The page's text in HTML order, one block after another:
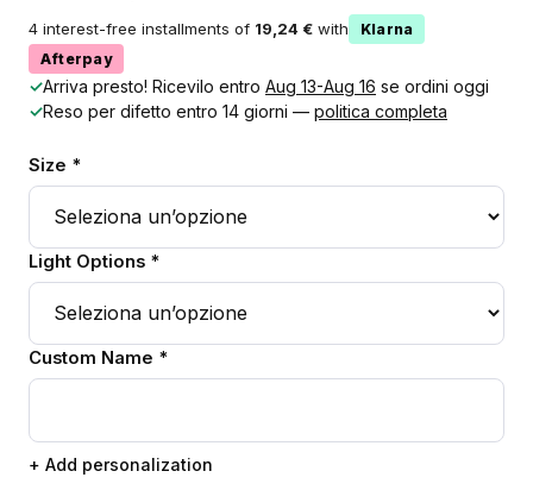
4 interest-free installments of 19,24 € with
Klarna
Afterpay
✓Arriva presto! Ricevilo entro Aug 13-Aug 16 se ordini oggi
✓Reso per difetto entro 14 giorni — politica completa
Size *
Light Options *
Custom Name *
+ Add personalization